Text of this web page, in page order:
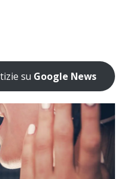
su Google News